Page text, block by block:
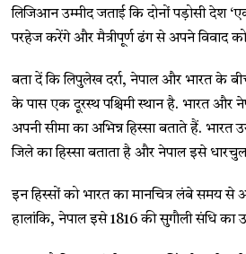
लिजिआन उम्मीद जताई कि दोनों पड़ोसी देश
परहेज करेंगे और मैत्रीपूर्ण ढंग से अपने विवाद
बता दें कि लिपुलेख दर्रा, नेपाल और भारत के
के पास एक दूरस्थ पश्चिमी स्थान है. भारत और
अपनी सीमा का अभिन्न हिस्सा बताते हैं. भारत
जिले का हिस्सा बताता है और नेपाल इसे
इन हिस्सों को भारत का मानचित्र लंबे समय से
हालांकि, नेपाल इसे 1816 की सुगौली संधि का